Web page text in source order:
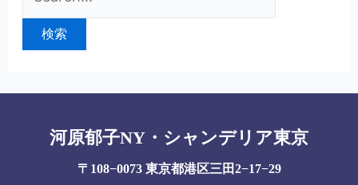
河原郁子NY・シャンデリア東京
〒108−0073 東京都港区三田2−17−29